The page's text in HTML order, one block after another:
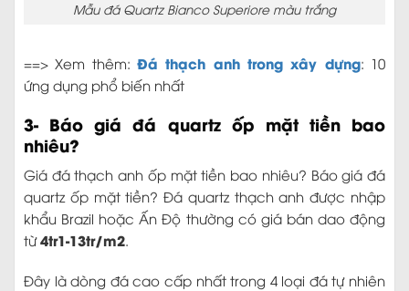
Mẫu đá Quartz Bianco Superiore màu trắng
==> Xem thêm: Đá thạch anh trong xây dựng: 10
ứng dụng phổ biến nhất
3- Báo giá đá quartz ốp mặt tiền bao
nhiêu?
Giá đá thạch anh ốp mặt tiền bao nhiêu? Báo giá đá
quartz ốp mặt tiền? Đá quartz thạch anh được nhập
khẩu Brazil hoặc Ấn Độ thường có giá bán dao động
từ4tr1-13tr/m2.
Đây là dòng đá cao cấp nhất trong 4 loại đá tự nhiên